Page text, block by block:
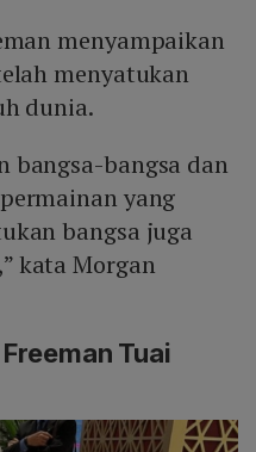
menyampaikan
menyatukan
dunia.
bangsa-bangsa dan
yang
bangsa juga
kata Morgan
Tuai